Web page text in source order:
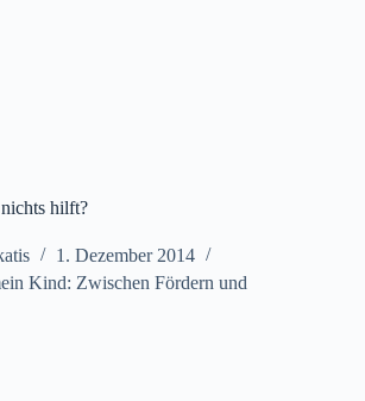
hilft?
1. Dezember 2014
Kind: Zwischen Fördern und